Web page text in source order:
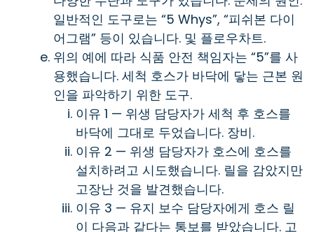
일반적인 도구로는 “5 Whys”, “피쉬본 다이
어그램” 등이 있습니다. 및 플로우차트.
위의 예에 따라 식품 안전 책임자는 “5”를 사
용했습니다. 세척 호스가 바닥에 닿는 근본 원
인을 파악하기 위한 도구.
이유 1 — 위생 담당자가 세척 후 호스를
바닥에 그대로 두었습니다. 장비.
이유 2 — 위생 담당자가 호스에 호스를
설치하려고 시도했습니다. 릴을 감았지만
고장난 것을 발견했습니다.
이유 3 — 유지 보수 담당자에게 호스 릴
이 다음과 같다는 통보를 받았습니다. 고